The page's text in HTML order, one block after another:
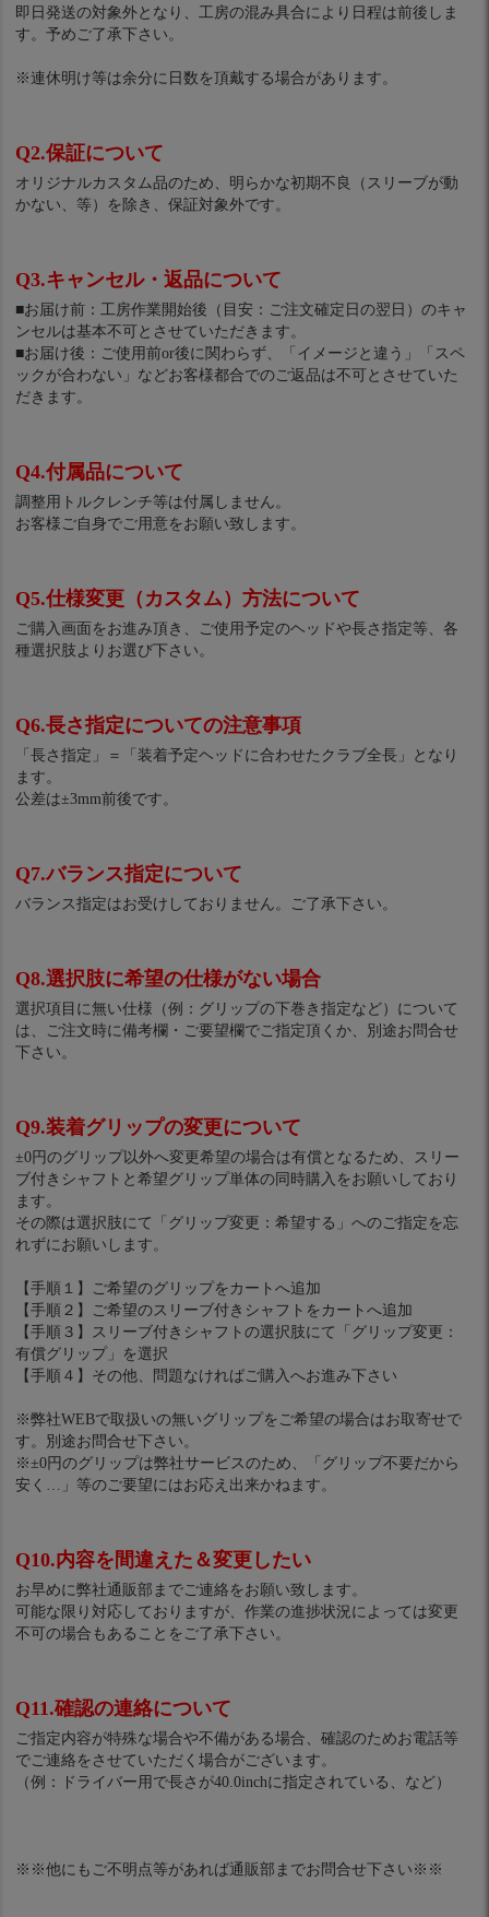
即日発送の対象外となり、工房の混み具合により日程は前後しま
す。予めご了承下さい。
※連休明け等は余分に日数を頂戴する場合があります。
Q2.保証について
オリジナルカスタム品のため、明らかな初期不良（スリーブが動
かない、等）を除き、保証対象外です。
Q3.キャンセル・返品について
■お届け前：工房作業開始後（目安：ご注文確定日の翌日）のキャ
ンセルは基本不可とさせていただきます。
■お届け後：ご使用前or後に関わらず、「イメージと違う」「スペ
ックが合わない」などお客様都合でのご返品は不可とさせていた
だきます。
Q4.付属品について
調整用トルクレンチ等は付属しません。
お客様ご自身でご用意をお願い致します。
Q5.仕様変更（カスタム）方法について
ご購入画面をお進み頂き、ご使用予定のヘッドや長さ指定等、各
種選択肢よりお選び下さい。
Q6.長さ指定についての注意事項
「長さ指定」＝「装着予定ヘッドに合わせたクラブ全長」となり
ます。
公差は±3mm前後です。
Q7.バランス指定について
バランス指定はお受けしておりません。ご了承下さい。
Q8.選択肢に希望の仕様がない場合
選択項目に無い仕様（例：グリップの下巻き指定など）について
は、ご注文時に備考欄・ご要望欄でご指定頂くか、別途お問合せ
下さい。
Q9.装着グリップの変更について
±0円のグリップ以外へ変更希望の場合は有償となるため、スリー
ブ付きシャフトと希望グリップ単体の同時購入をお願いしており
ます。
その際は選択肢にて「グリップ変更：希望する」へのご指定を忘
れずにお願いします。
【手順１】ご希望のグリップをカートへ追加
【手順２】ご希望のスリーブ付きシャフトをカートへ追加
【手順３】スリーブ付きシャフトの選択肢にて「グリップ変更：
有償グリップ」を選択
【手順４】その他、問題なければご購入へお進み下さい
※弊社WEBで取扱いの無いグリップをご希望の場合はお取寄せで
す。別途お問合せ下さい。
※±0円のグリップは弊社サービスのため、「グリップ不要だから
安く…」等のご要望にはお応え出来かねます。
Q10.内容を間違えた＆変更したい
お早めに弊社通販部までご連絡をお願い致します。
可能な限り対応しておりますが、作業の進捗状況によっては変更
不可の場合もあることをご了承下さい。
Q11.確認の連絡について
ご指定内容が特殊な場合や不備がある場合、確認のためお電話等
でご連絡をさせていただく場合がございます。
（例：ドライバー用で長さが40.0inchに指定されている、など）
※※他にもご不明点等があれば通販部までお問合せ下さい※※